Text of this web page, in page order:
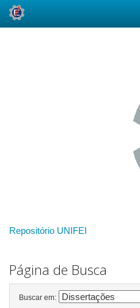
Repositório UNIFEI
Página de Busca
Buscar em: